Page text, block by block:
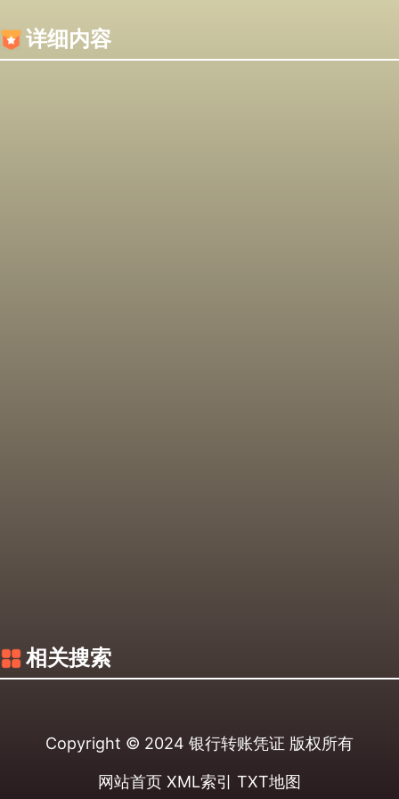
详细内容
相关搜索
Copyright © 2024 银行转账凭证 版权所有
网站首页 XML索引 TXT地图